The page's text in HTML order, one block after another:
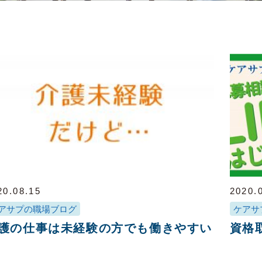
サプの職場ブログ
の仕事は未経験の方でも働きやすい
ケアサ
資格